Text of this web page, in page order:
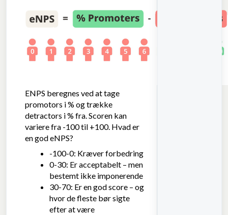
ENPS beregnes ved at tage
promotors i % og trække
detractors i % fra. Scoren kan
variere fra -100 til +100. Hvad er
en god eNPS?
-100-0: Kræver forbedring
0-30: Er acceptabelt – men
bestemt ikke imponerende
30-70: Er en god score – og
hvor de fleste bør sigte
efter at være